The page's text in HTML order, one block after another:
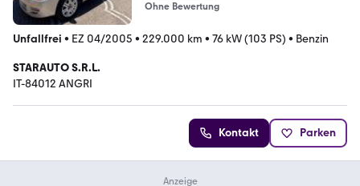
Ohne Bewertung
Unfallfrei • EZ 04/2005 • 229.000 km • 76 kW (103 PS) • Benzin
STARAUTO S.R.L.
IT-84012 ANGRI
Kontakt Parken